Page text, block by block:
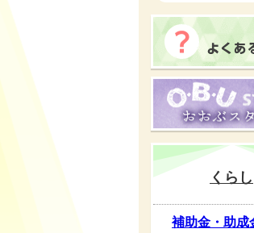
くらし
補助金・助成